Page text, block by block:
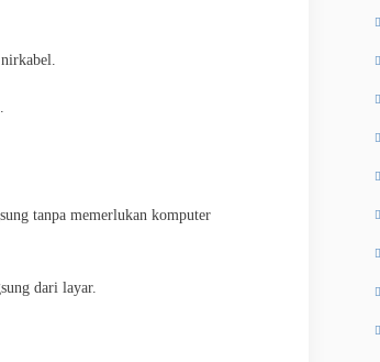
tanpa memerlukan komputer
dari layar.